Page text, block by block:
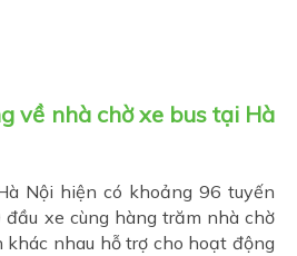
về nhà chờ xe bus tại Hà
Nội hiện có khoảng 96 tuyến
xe cùng hàng trăm nhà chờ
khác nhau hỗ trợ cho hoạt động